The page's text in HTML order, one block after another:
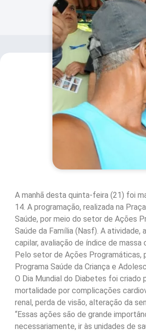
A manhã desta quinta-feira (21) foi
14. A programação, realizada na
Saúde, por meio do setor de Ações
Saúde da Família (Nasf). A
capilar, avaliação de índice de
Pelo setor de Ações Programáticas,
Programa Saúde da Criança e
O Dia Mundial do Diabetes foi
mortalidade por complicações
renal, perda de visão, alteração da
“Essas ações são de grande
necessariamente, ir às unidades de